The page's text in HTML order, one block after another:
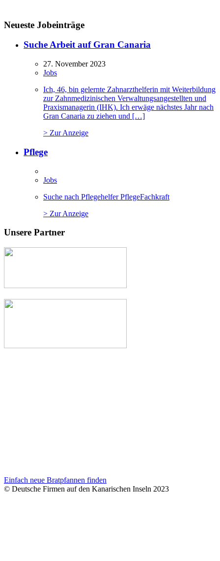
Neueste Jobeinträge
Suche Arbeit auf Gran Canaria
27. November 2023
Jobs
Ich, 46, bin gelernte Zahnarzthelferin mit Weiterbildung
zur Zahnmedizinischen Verwaltungsangestellten und
Praxismanagerin (IHK). Ich erwäge nächstes Jahr nach
Gran Canaria zu ziehen und […]
> Zur Anzeige
Pflege
Jobs
Suche nach Pflegehelfer PflegeFachkraft
> Zur Anzeige
Unsere Partner
Einfach neue Bratpfannen finden
© Deutsche Firmen auf den Kanarischen Inseln 2023